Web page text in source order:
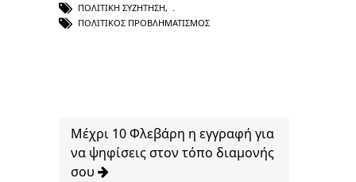
ΠΟΛΙΤΙΚΉ ΣΥΖΉΤΗΣΗ,
ΠΟΛΙΤΙΚΌΣ ΠΡΟΒΛΗΜΑΤΙΣΜΌΣ
Μέχρι 10 Φλεβάρη η εγγραφή για
να ψηφίσεις στον τόπο διαμονής
σου